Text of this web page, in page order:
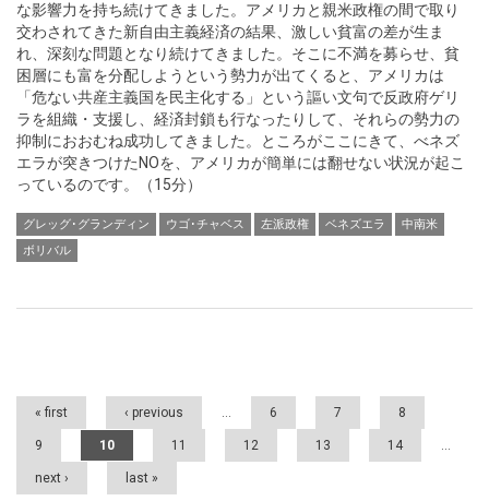
な影響力を持ち続けてきました。アメリカと親米政権の間で取り
交わされてきた新自由主義経済の結果、激しい貧富の差が生ま
れ、深刻な問題となり続けてきました。そこに不満を募らせ、貧
困層にも富を分配しようという勢力が出てくると、アメリカは
「危ない共産主義国を民主化する」という謳い文句で反政府ゲリ
ラを組織・支援し、経済封鎖も行なったりして、それらの勢力の
抑制におおむね成功してきました。ところがここにきて、べネズ
エラが突きつけたNOを、アメリカが簡単には翻せない状況が起こ
っているのです。（15分）
グレッグ･グランディン ウゴ･チャベス 左派政権 ベネズエラ
中南米
ボリバル
Pages
« first ‹ previous … 6 7 8
9 10 11 12 13 14 …
next › last »